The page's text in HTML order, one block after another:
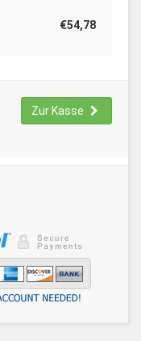
€54,78
Zur Kasse